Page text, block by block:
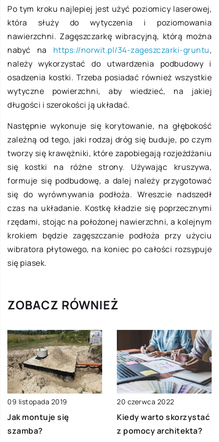
Po tym kroku najlepiej jest użyć poziomicy laserowej,
która służy do wytyczenia i poziomowania
nawierzchni. Zagęszczarkę wibracyjną, którą można
nabyć na https://norwit.pl/34-zageszczarki-gruntu,
należy wykorzystać do utwardzenia podbudowy i
osadzenia kostki. Trzeba posiadać również wszystkie
wytyczne powierzchni, aby wiedzieć, na jakiej
długości i szerokości ją układać.
Następnie wykonuje się korytowanie, na głębokość
zależną od tego, jaki rodzaj dróg się buduje, po czym
tworzy się krawężniki, które zapobiegają rozjeżdżaniu
się kostki na różne strony. Używając kruszywa,
formuje się podbudowę, a dalej należy przygotować
się do wyrównywania podłoża. Wreszcie nadszedł
czas na układanie. Kostkę kładzie się poprzecznymi
rzędami, stojąc na położonej nawierzchni, a kolejnym
krokiem będzie zagęszczanie podłoża przy użyciu
wibratora płytowego, na koniec po całości rozsypuje
się piasek.
ZOBACZ RÓWNIEŻ
09 listopada 2019
Jak montuje się
szamba?
20 czerwca 2022
Kiedy warto skorzystać
z pomocy architekta?